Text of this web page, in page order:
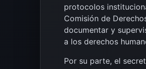
protocolos
Comisión de
documentar y
a los derechos
Por su parte, el